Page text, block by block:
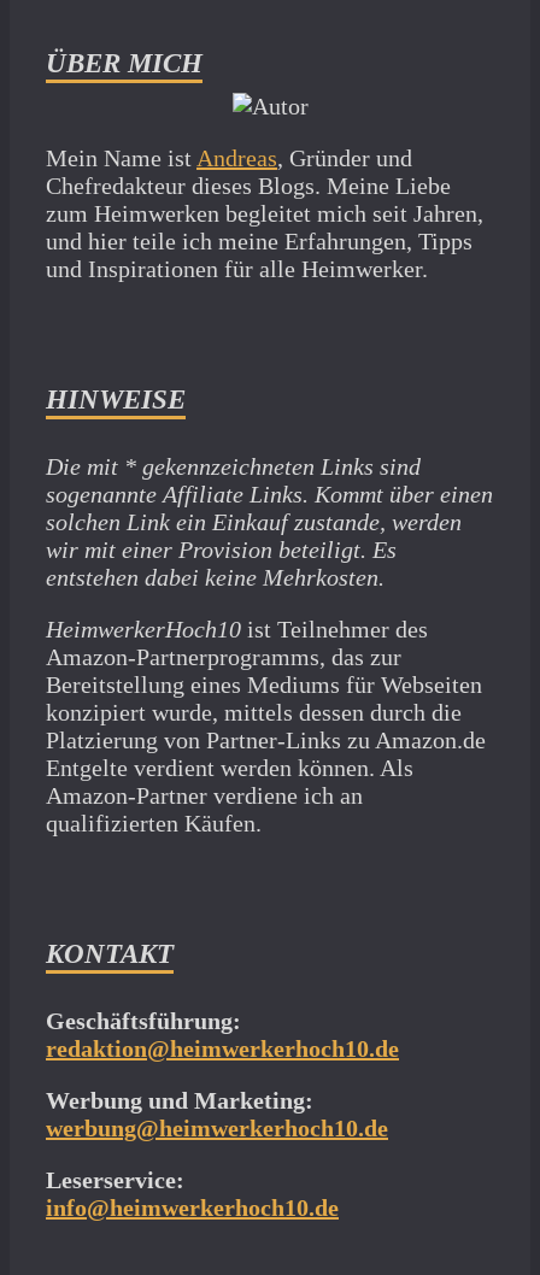
ÜBER MICH
Mein Name ist Andreas, Gründer und
Chefredakteur dieses Blogs. Meine Liebe
zum Heimwerken begleitet mich seit Jahren,
und hier teile ich meine Erfahrungen, Tipps
und Inspirationen für alle Heimwerker.
HINWEISE
Die mit * gekennzeichneten Links sind
sogenannte Affiliate Links. Kommt über einen
solchen Link ein Einkauf zustande, werden
wir mit­ einer Provision beteiligt. Es
entstehen dabei keine Mehrkosten.
HeimwerkerHoch10 ist Teilnehmer des
Amazon-Partnerprogramms, das zur
Bereitstellung eines Mediums für Webseiten
konzipiert wurde, mittels dessen durch die
Platzierung von Partner-Links zu Amazon.de
Entgelte verdient werden können. Als
Amazon-Partner verdiene ich an
qualifizierten Käufen.
KONTAKT
Geschäftsführung:
redaktion@heimwerkerhoch10.de
Werbung und Marketing:
werbung@heimwerkerhoch10.de
Leserservice:
info@heimwerkerhoch10.de